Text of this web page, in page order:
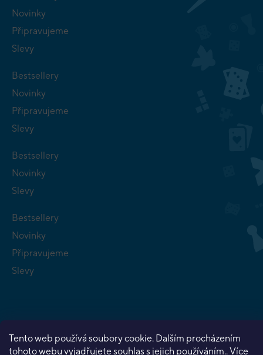
Tento web používá soubory cookie. Dalším procházením
tohoto webu vyjadřujete souhlas s jejich používáním.. Více
Novinky
Připravujeme
Slevy
Bestsellery
Novinky
Připravujeme
Slevy
Bestsellery
Novinky
Slevy
Bestsellery
Novinky
Připravujeme
Slevy
Copyright 2026 Planeta her . Všechna práva vyhrazena.